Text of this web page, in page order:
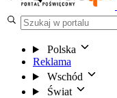
Polska
Reklama
Wschód
Świat